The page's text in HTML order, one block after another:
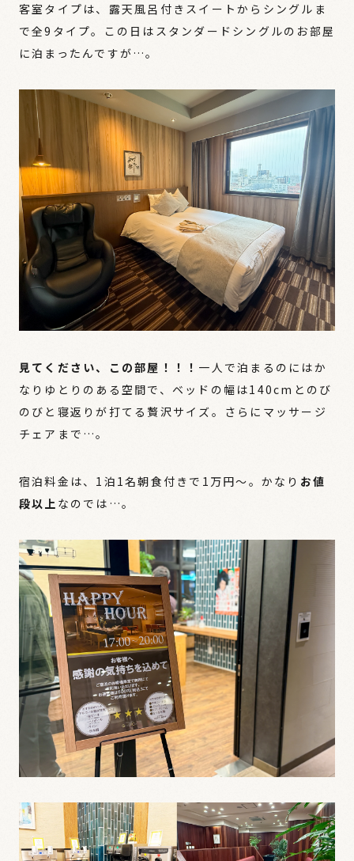
客室タイプは、露天風呂付きスイートからシングルま
で全9タイプ。この日はスタンダードシングルのお部屋
に泊まったんですが…。
見てください、この部屋！！！ 一人で泊まるのにはか
なりゆとりのある空間で、ベッドの幅は140cmとのび
のびと寝返りが打てる贅沢サイズ。さらにマッサージ
チェアまで…。
宿泊料金は、1泊1名朝食付きで1万円〜。かなり お値
段以上 なのでは…。